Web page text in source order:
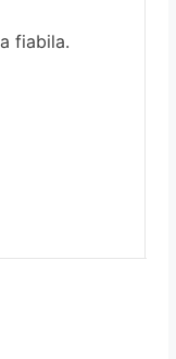
fiabila.